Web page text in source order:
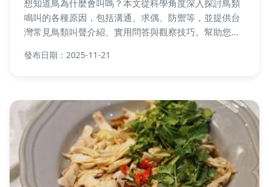
完整解析台灣天竺鼠專賣店選購要點，包含健康判斷標
準、合理價格區間、必備用品清單與飼養禁忌。提供北
中南優質店家實訪比較表與新手常見QA，帶你避開地雷
店家，找到值得信賴的天竺鼠專賣店。
發布日期：2025-10-30
785次瀏覽
睡鼠價格全攻略：選購技巧與飼養成本完
想了解睡鼠價格嗎？本文詳細解析睡鼠的市場價格範